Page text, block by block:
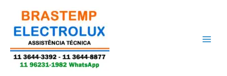
conteúdo